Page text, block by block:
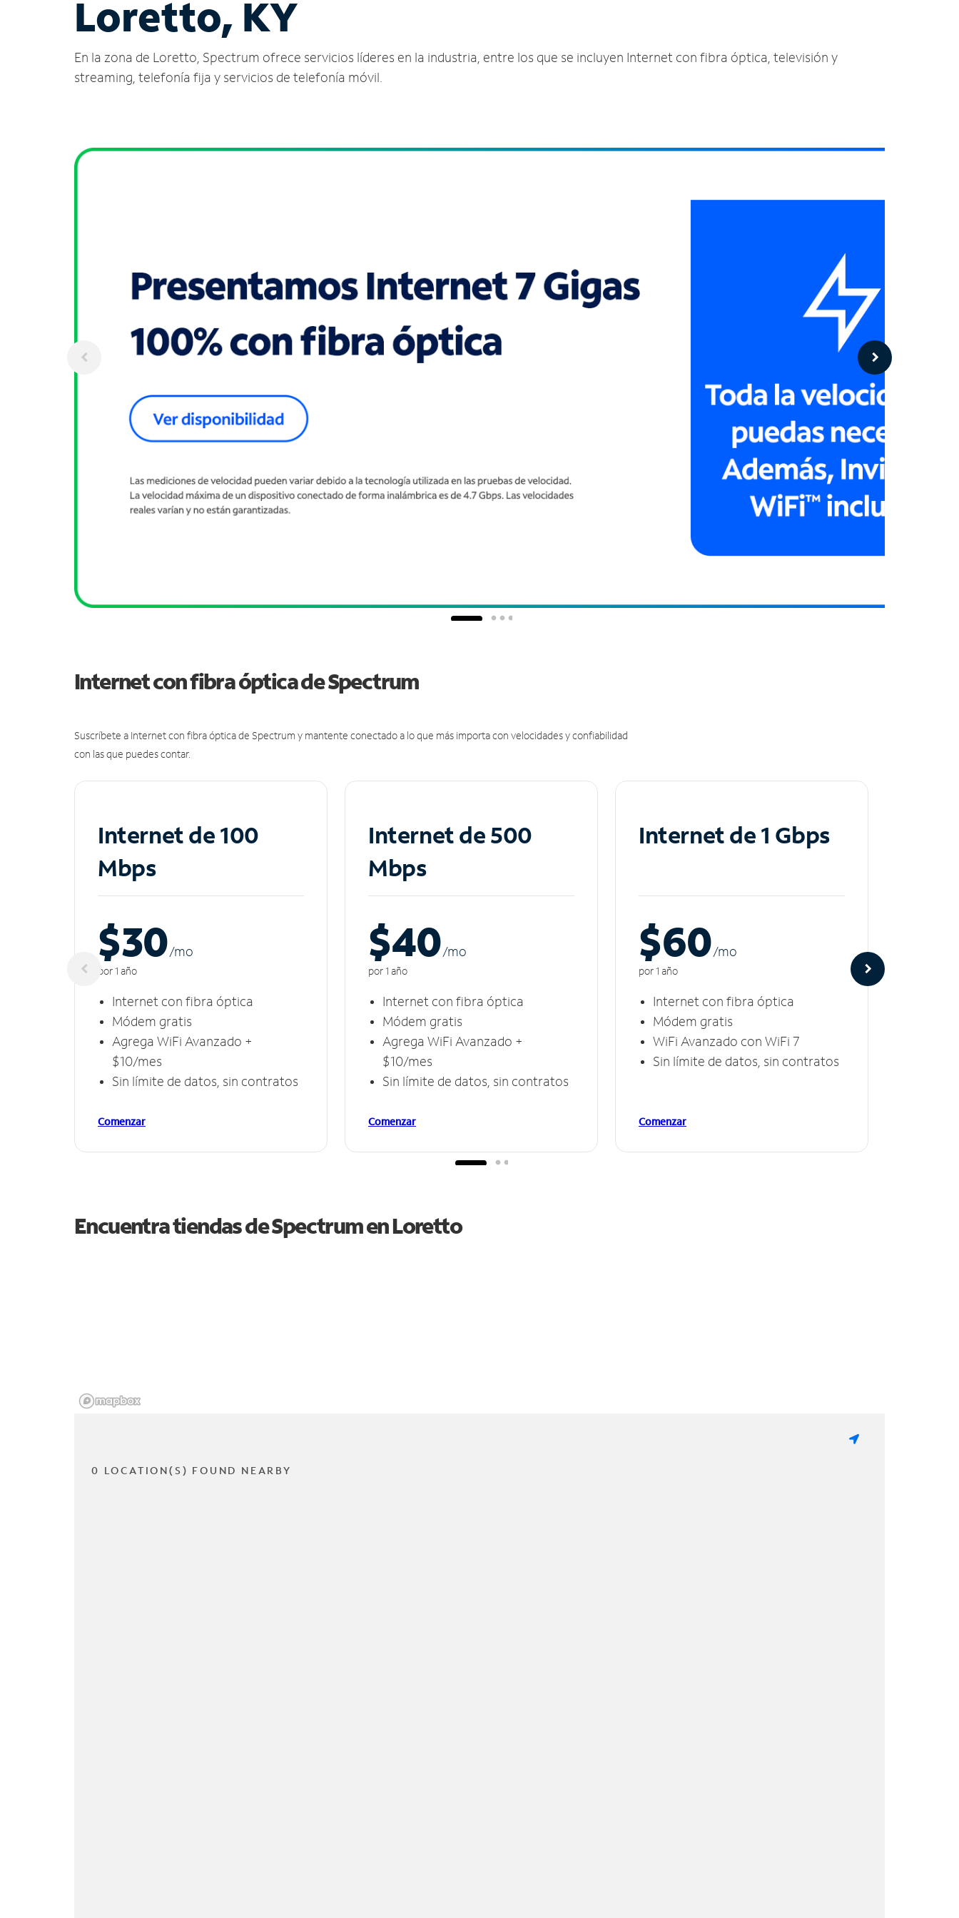
Loretto, KY
En la zona de Loretto, Spectrum ofrece servicios líderes en la industria, entre los que se incluyen Internet con fibra óptica, televisión y
streaming, telefonía fija y servicios de telefonía móvil.
Internet con fibra óptica de Spectrum
Suscríbete a Internet con fibra óptica de Spectrum y mantente conectado a lo que más importa con velocidades y confiabilidad
con las que puedes contar.
Internet de 100
Mbps
$30/mo
por 1 año
Internet con fibra óptica
Módem gratis
Agrega WiFi Avanzado +
$10/mes
Sin límite de datos, sin contratos
Comenzar
Internet de 500
Mbps
$40/mo
por 1 año
Internet con fibra óptica
Módem gratis
Agrega WiFi Avanzado +
$10/mes
Sin límite de datos, sin contratos
Comenzar
Internet de 1 Gbps
$60/mo
por 1 año
Internet con fibra óptica
Módem gratis
WiFi Avanzado con WiFi 7
Sin límite de datos, sin contratos
Comenzar
Encuentra tiendas de Spectrum enLoretto
0 LOCATION(S) FOUND NEARBY